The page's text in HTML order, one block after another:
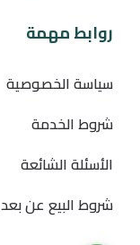
روابط مهمة
سياسة الخصوصية
شروط الخدمة
الأسئلة الشائعة
شروط البيع عن بعد